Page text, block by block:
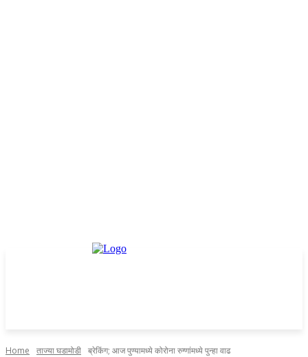
Home ताज्या घडामोडी ब्रेकिंग; आज पुण्यामध्ये कोरोना रुग्णांमध्ये पुन्हा वाढ